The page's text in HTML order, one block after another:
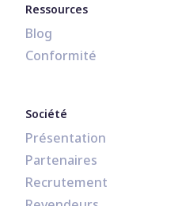
Ressources
Blog
Conformité
Société
Présentation
Partenaires
Recrutement